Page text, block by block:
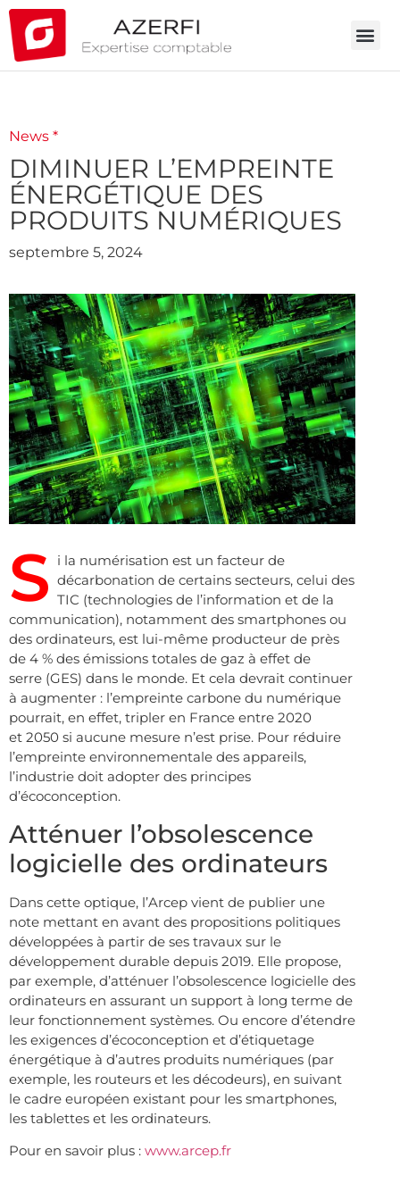
News *
DIMINUER L’EMPREINTE
ÉNERGÉTIQUE DES
PRODUITS NUMÉRIQUES
septembre 5, 2024
S i la numérisation est un facteur de
décarbonation de certains secteurs, celui des
TIC (technologies de l’information et de la
communication), notamment des smartphones ou
des ordinateurs, est lui-même producteur de près
de 4 % des émissions totales de gaz à effet de
serre (GES) dans le monde. Et cela devrait continuer
à augmenter : l’empreinte carbone du numérique
pourrait, en effet, tripler en France entre 2020
et 2050 si aucune mesure n’est prise. Pour réduire
l’empreinte environnementale des appareils,
l’industrie doit adopter des principes
d’écoconception.
Atténuer l’obsolescence
logicielle des ordinateurs
Dans cette optique, l’Arcep vient de publier une
note mettant en avant des propositions politiques
développées à partir de ses travaux sur le
développement durable depuis 2019. Elle propose,
par exemple, d’atténuer l’obsolescence logicielle des
ordinateurs en assurant un support à long terme de
leur fonctionnement systèmes. Ou encore d’étendre
les exigences d’écoconception et d’étiquetage
énergétique à d’autres produits numériques (par
exemple, les routeurs et les décodeurs), en suivant
le cadre européen existant pour les smartphones,
les tablettes et les ordinateurs.
Pour en savoir plus : www.arcep.fr